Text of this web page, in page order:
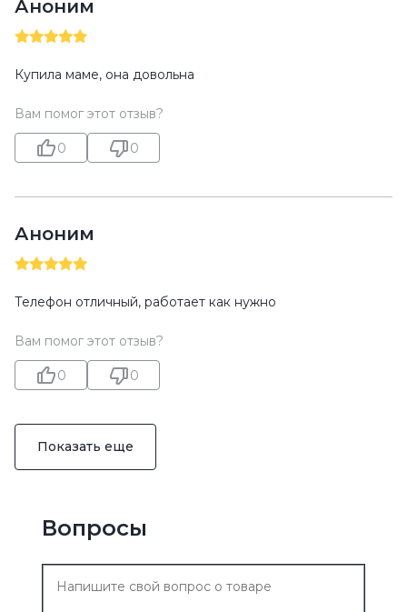
Аноним
Купила маме, она довольна
Вам помог этот отзыв?
0 0
Аноним
Телефон отличный, работает как нужно
Вам помог этот отзыв?
0 0
Показать еще
Вопросы